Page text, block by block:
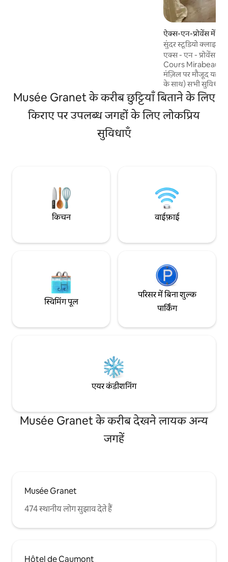
ऐक्स-एन-प्रोवेंस में
सुंदर स्टूडियो क्लाइम -
एक्स - एन - प्रोवेंस के
Cours Mirabeau से
मंज़िल पर मौजूद यह
के साथ) सभी सुविधाएँ देता है: •
(180 सेमी) में 2 मॉड्यूलर बेड,
किचन: स्मेग टोस्टर और
लिनन दिया गया, हेयर
Musée Granet के करीब छुट्टियाँ बिताने के लिए
किराए पर उपलब्ध जगहों के लिए लोकप्रिय
सुविधाएँ
किचन वाईफ़ाई
स्विमिंग पूल
परिसर में बिना शुल्क
पार्किंग
एयर कंडीशनिंग
Musée Granet के करीब देखने लायक अन्य
जगहें
Musée Granet
474 स्थानीय लोग सुझाव देते हैं
Hôtel de Caumont